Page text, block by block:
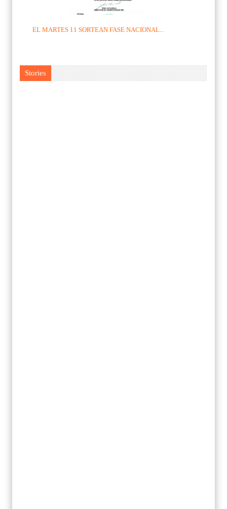
EL MARTES 11 SORTEAN FASE NACIONAL...
Stories